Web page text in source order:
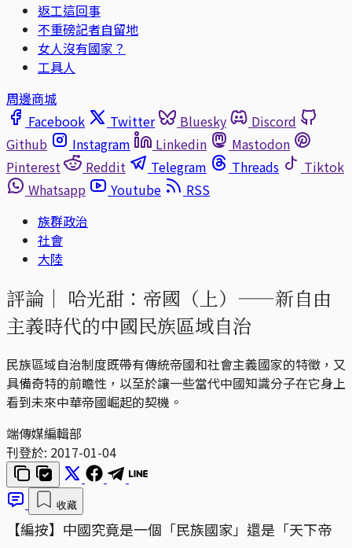
返工這回事
不重磅記者自留地
女人沒有國家？
工具人
周邊商城
Facebook
Twitter Bluesky
Discord
Github
Instagram Linkedin
Mastodon
Pinterest
Reddit Telegram Threads
Tiktok
Whatsapp
Youtube
RSS
族群政治
社會
大陸
評論｜ 哈光甜：帝國（上）——新自由
主義時代的中國民族區域自治
民族區域自治制度既帶有傳統帝國和社會主義國家的特徵，又
具備奇特的前瞻性，以至於讓一些當代中國知識分子在它身上
看到未來中華帝國崛起的契機。
端傳媒編輯部
刊登於: 2017-01-04
收藏
【編按】中國究竟是一個「民族國家」還是「天下帝